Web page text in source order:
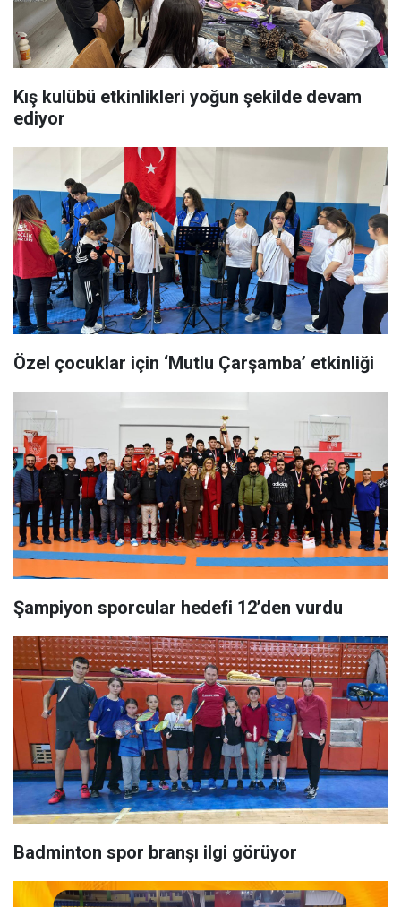
Kış kulübü etkinlikleri yoğun şekilde devam
ediyor
Özel çocuklar için ‘Mutlu Çarşamba’ etkinliği
Şampiyon sporcular hedefi 12’den vurdu
Badminton spor branşı ilgi görüyor